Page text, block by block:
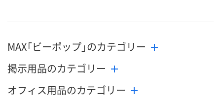
MAX「ビーポップ」のカテゴリー
掲示用品のカテゴリー
オフィス用品のカテゴリー